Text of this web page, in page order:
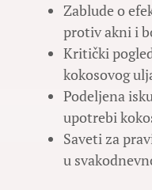
Zablude o
protiv akni i
Kritički
kokosovog
Podeljena
upotrebi
Saveti za
u